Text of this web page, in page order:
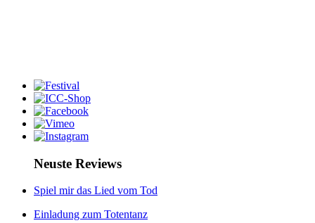
Neuste Reviews
Spiel mir das Lied vom Tod
Einladung zum Totentanz